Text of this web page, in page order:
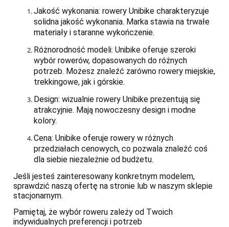
Jakość wykonania: rowery Unibike charakteryzuje
solidna jakość wykonania. Marka stawia na trwałe
materiały i staranne wykończenie.
Różnorodność modeli: Unibike oferuje szeroki
wybór rowerów, dopasowanych do różnych
potrzeb. Możesz znaleźć zarówno rowery miejskie,
trekkingowe, jak i górskie.
Design: wizualnie rowery Unibike prezentują się
atrakcyjnie. Mają nowoczesny design i modne
kolory.
Cena: Unibike oferuje rowery w różnych
przedziałach cenowych, co pozwala znaleźć coś
dla siebie niezależnie od budżetu.
Jeśli jesteś zainteresowany konkretnym modelem,
sprawdzić naszą ofertę na stronie lub w naszym sklepie
stacjonarnym.
Pamiętaj, że wybór roweru zależy od Twoich
indywidualnych preferencji i potrzeb